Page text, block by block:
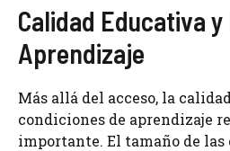
Calidad Educativa
Aprendizaje
Más allá del acceso, la
condiciones de aprendizaje
importante. El tamaño de